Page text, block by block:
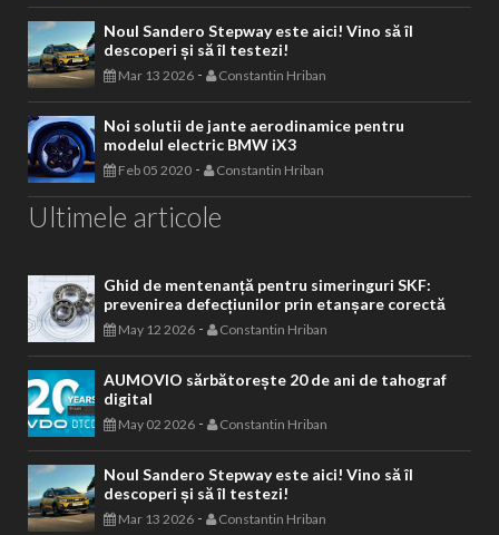
Noul Sandero Stepway este aici! Vino să îl
descoperi și să îl testezi!
Mar 13 2026 - Constantin Hriban
Noi solutii de jante aerodinamice pentru
modelul electric BMW iX3
Feb 05 2020 - Constantin Hriban
Ultimele articole
Ghid de mentenanță pentru simeringuri SKF:
prevenirea defecțiunilor prin etanșare corectă
May 12 2026 - Constantin Hriban
AUMOVIO sărbătorește 20 de ani de tahograf
digital
May 02 2026 - Constantin Hriban
Noul Sandero Stepway este aici! Vino să îl
descoperi și să îl testezi!
Mar 13 2026 - Constantin Hriban